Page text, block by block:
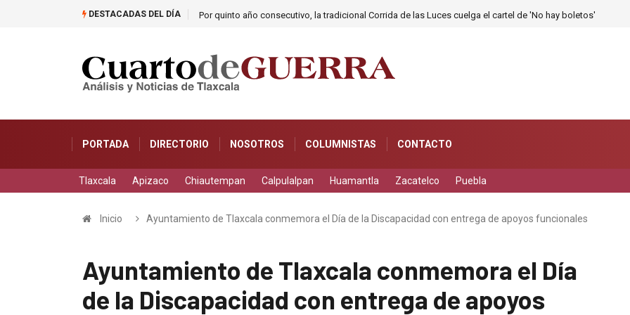
DESTACADAS DEL DÍA Por quinto año consecutivo, la tradicional Corrida de las Luces cuelga el cartel de 'No hay boletos'
PORTADA DIRECTORIO NOSOTROS COLUMNISTAS CONTACTO
Tlaxcala Apizaco Chiautempan Calpulalpan Huamantla Zacatelco Puebla
Inicio Ayuntamiento de Tlaxcala conmemora el Día de la Discapacidad con entrega de apoyos funcionales
Ayuntamiento de Tlaxcala conmemora el Día
de la Discapacidad con entrega de apoyos